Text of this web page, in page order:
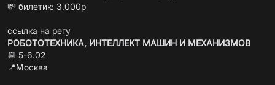
💸 билетик: 3.000р
ссылка на регу
РОБОТОТЕХНИКА, ИНТЕЛЛЕКТ МАШИН И МЕХАНИЗМОВ
📆 5-6.02
📍Москва